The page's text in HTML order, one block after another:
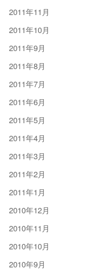
2011年11月
2011年10月
2011年9月
2011年8月
2011年7月
2011年6月
2011年5月
2011年4月
2011年3月
2011年2月
2011年1月
2010年12月
2010年11月
2010年10月
2010年9月